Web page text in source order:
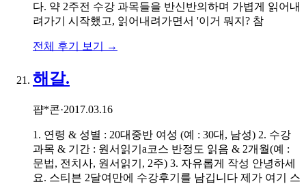
다. 약 2주전 수강 과목들을 반신반의하며 가볍게 읽어내
려가기 시작했고, 읽어내려가면서 '이거 뭐지? 참
전체 후기 보기 →
해갈.
퍕*콘·2017.03.16
1. 연령 & 성별 : 20대중반 여성 (예 : 30대, 남성) 2. 수강
과목 & 기간 : 원서읽기a코스 반정도 읽음 & 2개월(예 :
문법, 전치사, 원서읽기, 2주) 3. 자유롭게 작성 안녕하세
요. 스티븐 2달여만에 수강후기를 남깁니다 제가 여기 스